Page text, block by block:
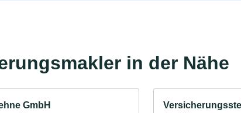
in der Nähe
GmbH